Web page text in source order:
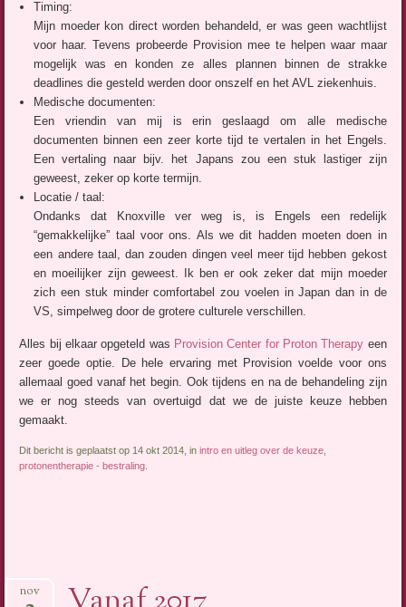
Timing:
Mijn moeder kon direct worden behandeld, er was geen wachtlijst
voor haar. Tevens probeerde Provision mee te helpen waar maar
mogelijk was en konden ze alles plannen binnen de strakke
deadlines die gesteld werden door onszelf en het AVL ziekenhuis.
Medische documenten:
Een vriendin van mij is erin geslaagd om alle medische
documenten binnen een zeer korte tijd te vertalen in het Engels.
Een vertaling naar bijv. het Japans zou een stuk lastiger zijn
geweest, zeker op korte termijn.
Locatie / taal:
Ondanks dat Knoxville ver weg is, is Engels een redelijk
“gemakkelijke” taal voor ons. Als we dit hadden moeten doen in
een andere taal, dan zouden dingen veel meer tijd hebben gekost
en moeilijker zijn geweest. Ik ben er ook zeker dat mijn moeder
zich een stuk minder comfortabel zou voelen in Japan dan in de
VS, simpelweg door de grotere culturele verschillen.
Alles bij elkaar opgeteld was Provision Center for Proton Therapy een
zeer goede optie. De hele ervaring met Provision voelde voor ons
allemaal goed vanaf het begin. Ook tijdens en na de behandeling zijn
we er nog steeds van overtuigd dat we de juiste keuze hebben
gemaakt.
Dit bericht is geplaatst op 14 okt 2014, inintro en uitleg over de keuze
protonentherapie - bestraling
nov